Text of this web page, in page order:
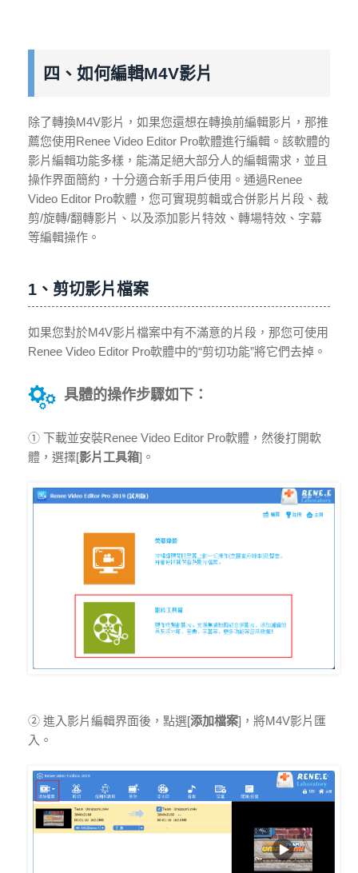
四、如何編輯M4V影片
除了轉換M4V影片，如果您還想在轉換前編輯影片，那推
薦您使用Renee Video Editor Pro軟體進行編輯。該軟體的
影片編輯功能多樣，能滿足絕大部分人的編輯需求，並且
操作界面簡約，十分適合新手用戶使用。通過Renee
Video Editor Pro軟體，您可實現剪輯或合併影片片段、裁
剪/旋轉/翻轉影片、以及添加影片特效、轉場特效、字幕
等編輯操作。
1、剪切影片檔案
如果您對於M4V影片檔案中有不滿意的片段，那您可使用
Renee Video Editor Pro軟體中的“剪切功能”將它們去掉。
具體的操作步驟如下：
① 下載並安裝Renee Video Editor Pro軟體，然後打開軟
體，選擇[影片工具箱]。
② 進入影片編輯界面後，點選[添加檔案]，將M4V影片匯
入。